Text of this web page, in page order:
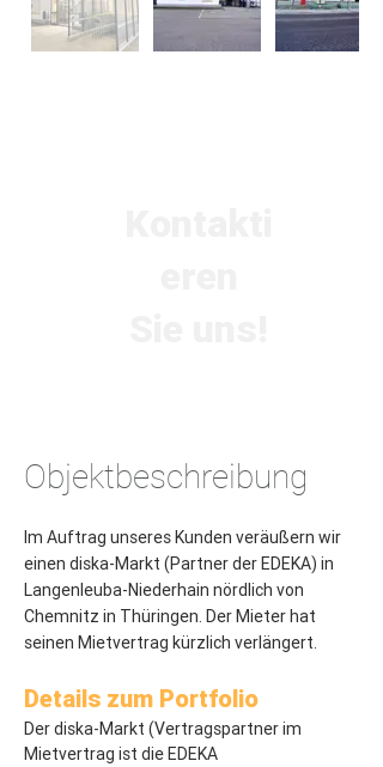
Objektbeschreibung
Im Auftrag unseres Kunden veräußern wir
einen diska-Markt (Partner der EDEKA) in
Langenleuba-Niederhain nördlich von
Chemnitz in Thüringen. Der Mieter hat
seinen Mietvertrag kürzlich verlängert.
Details zum Portfolio
Der diska-Markt (Vertragspartner im
Mietvertrag ist die EDEKA